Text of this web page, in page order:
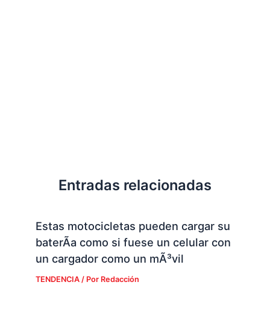
Entradas relacionadas
Estas motocicletas pueden cargar su
baterÃ­a como si fuese un celular con
un cargador como un mÃ³vil
TENDENCIA/ Por Redacción